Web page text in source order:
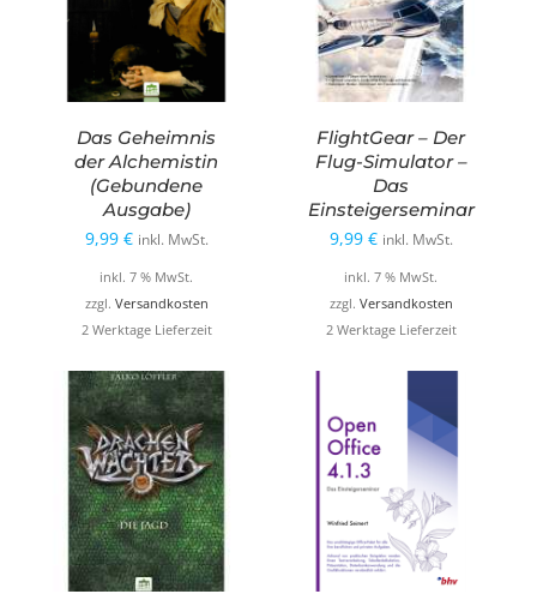
Das Geheimnis
der Alchemistin
(Gebundene
Ausgabe)
9,99 € inkl. MwSt.
inkl. 7 % MwSt.
zzgl. Versandkosten
2 Werktage Lieferzeit
FlightGear – Der
Flug-Simulator –
Das
Einsteigerseminar
9,99 € inkl. MwSt.
inkl. 7 % MwSt.
zzgl. Versandkosten
2 Werktage Lieferzeit